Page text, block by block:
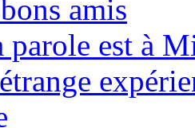
amis
parole est à